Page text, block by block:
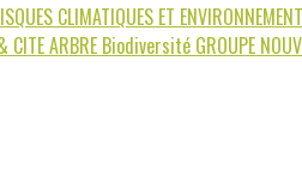
CLIMATIQUES ET
CITEARBRE Biodiversité GROUPE